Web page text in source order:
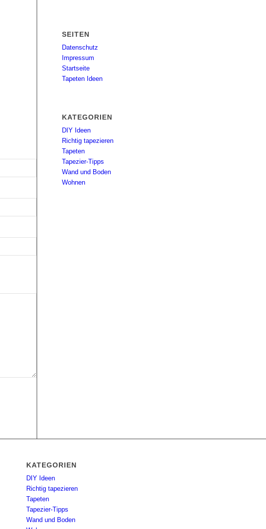
SEITEN
Datenschutz
Impressum
Startseite
Tapeten Ideen
KATEGORIEN
DIY Ideen
Richtig tapezieren
Tapeten
Tapezier-Tipps
Wand und Boden
Wohnen
KATEGORIEN
DIY Ideen
Richtig tapezieren
Tapeten
Tapezier-Tipps
Wand und Boden